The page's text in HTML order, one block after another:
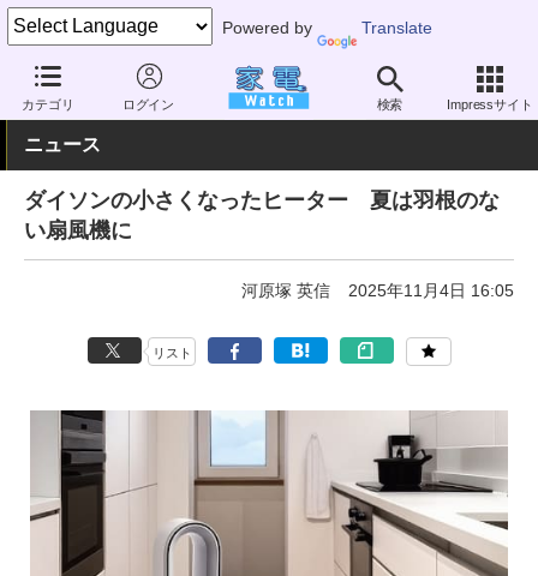
Powered by Translate
カテゴリ ログイン 検索 Impressサイト
家電 Watch 空調家電 暖房器具 その他
ニュース
ダイソンの小さくなったヒーター 夏は羽根のな
い扇風機に
河原塚 英信 2025年11月4日 16:05
リスト